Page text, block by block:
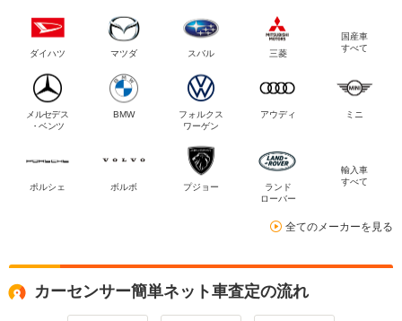
ダイハツ マツダ スバル 三菱
国産車
すべて
メルセデス
・ベンツ
BMW
フォルクス
ワーゲン
アウディ ミニ
ポルシェ ボルボ プジョー
ランド
ローバー
輸入車
すべて
全てのメーカーを見る
カーセンサー簡単ネット車査定の流れ